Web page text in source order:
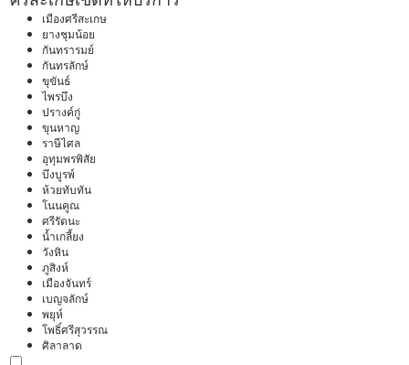
เมืองศรีสะเกษ
ยางชุมน้อย
กันทรารมย์
กันทรลักษ์
ขุขันธ์
ไพรบึง
ปรางค์กู่
ขุนหาญ
ราษีไศล
อุทุมพรพิสัย
บึงบูรพ์
ห้วยทับทัน
โนนคูณ
ศรีรัตนะ
น้ำเกลี้ยง
วังหิน
ภูสิงห์
เมืองจันทร์
เบญจลักษ์
พยุห์
โพธิ์ศรีสุวรรณ
ศิลาลาด